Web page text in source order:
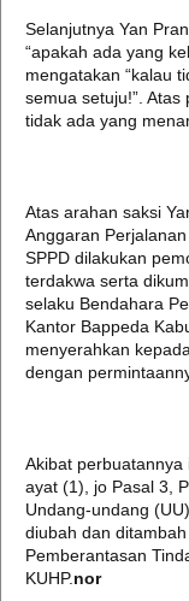
Selanjutnya Yan
“apakah ada yang
mengatakan “kalau
semua setuju!”.
tidak ada yang
Atas arahan saksi
Anggaran
SPPD dilakukan
terdakwa serta
selaku Bendahara
Kantor Bappeda
menyerahkan
dengan
Akibat
ayat (1), jo Pasal 3,
Undang-undang
diubah dan
Pemberantasan
KUHP.nor